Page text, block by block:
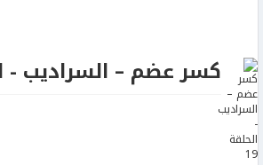
كسر عضم – السراديب -